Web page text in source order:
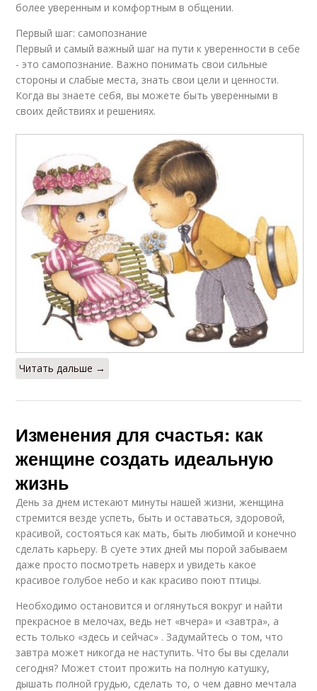
более уверенным и комфортным в общении.
Первый шаг: самопознание
Первый и самый важный шаг на пути к уверенности в себе
- это самопознание. Важно понимать свои сильные
стороны и слабые места, знать свои цели и ценности.
Когда вы знаете себя, вы можете быть уверенными в
своих действиях и решениях.
Читать дальше →
Изменения для счастья: как
женщине создать идеальную
жизнь
День за днем истекают минуты нашей жизни, женщина
стремится везде успеть, быть и оставаться, здоровой,
красивой, состояться как мать, быть любимой и конечно
сделать карьеру. В суете этих дней мы порой забываем
даже просто посмотреть наверх и увидеть какое
красивое голубое небо и как красиво поют птицы.
Необходимо остановится и оглянуться вокруг и найти
прекрасное в мелочах, ведь нет «вчера» и «завтра», а
есть только «здесь и сейчас» . Задумайтесь о том, что
завтра может никогда не наступить. Что бы вы сделали
сегодня? Может стоит прожить на полную катушку,
дышать полной грудью, сделать то, о чем давно мечтала